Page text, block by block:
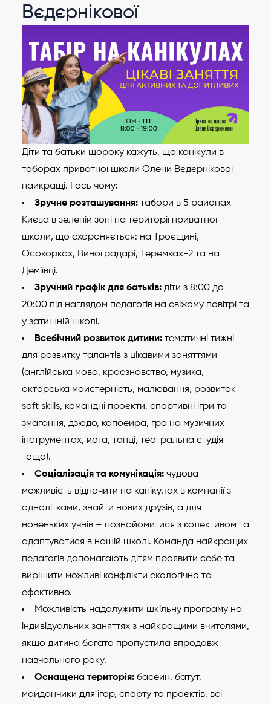
Вєдєрнікової
Діти та батьки щороку кажуть, що канікули в
таборах приватної школи Олени Вєдєрнікової –
найкращі. І ось чому:
Зручне розташування: табори в 5 районах
Києва в зеленій зоні на території приватної
школи, що охороняється: на Троєщині,
Осокорках, Виноградарі, Теремках-2 та на
Деміївці.
Зручний графік для батьків: діти з 8:00 до
20:00 під наглядом педагогів на свіжому повітрі та
у затишній школі.
Всебічний розвиток дитини: тематичні тижні
для розвитку талантів з цікавими заняттями
(англійська мова, краєзнавство, музика,
акторська майстерність, малювання, розвиток
soft skills, командні проєкти, спортивні ігри та
змагання, дзюдо, капоейра, гра на музичних
інструментах, йога, танці, театральна студія
тощо).
Соціалізація та комунікація: чудова
можливість відпочити на канікулах в компанії з
однолітками, знайти нових друзів, а для
новеньких учнів – познайомитися з колективом та
адаптуватися в нашій школі. Команда найкращих
педагогів допомагають дітям проявити себе та
вирішити можливі конфлікти екологічно та
ефективно.
Можливість надолужити шкільну програму на
індивідуальних заняттях з найкращими вчителями,
якщо дитина багато пропустила впродовж
навчального року.
Оснащена територія: басейн, батут,
майданчики для ігор, спорту та проєктів, всі